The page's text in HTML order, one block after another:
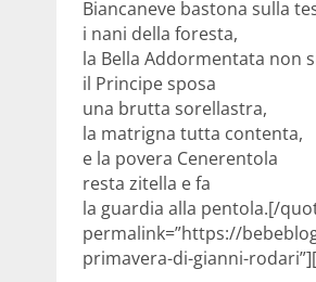
Biancaneve bastona sulla
i nani della foresta,
la Bella Addormentata non
il Principe sposa
una brutta sorellastra,
la matrigna tutta contenta,
e la povera Cenerentola
resta zitella e fa
la guardia alla pentola.[/
permalink=”https://
primavera-di-gianni-